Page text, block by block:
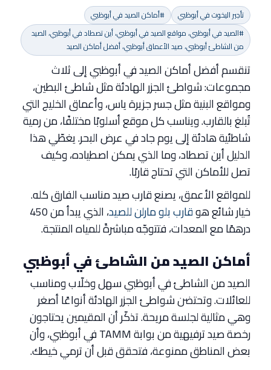
تأجير اليخوت في أبوظبي
#أماكن الصيد في أبوظبي
#الصيد في أبوظبي، مواقع الصيد في أبوظبي، أين تصطاد في أبوظبي، الصيد
من الشاطئ أبوظبي، صيد الأعماق أبوظبي، أفضل أماكن الصيد
تنقسم أفضل أماكن الصيد في أبوظبي إلى ثلاث
مجموعات: شواطئ الجزر الهادئة مثل شاطئ البطين،
ومواقع البنية مثل جسر جزيرة ياس، وأعماق الخليج التي
تُبلغ بالقارب. ويناسب كل موقع أسلوبًا مختلفًا، من رمية
شاطئية هادئة إلى يوم جاد في عرض البحر. يغطّي هذا
الدليل أين تصطاد، وما الذي يمكن اصطياده، وكيف
تصل للأماكن التي تحتاج قاربًا.
للمواقع الأعمق، يصنع قارب صيد مناسب الفارق كله.
خيار شائع هوقارب بلو مارلن للصيد
، الذي يبدأ من 450
درهمًا مع المعدات، فتتوجّه مباشرةً للمياه المنتجة.
أماكن الصيد من الشاطئ في أبوظبي
الصيد من الشاطئ في أبوظبي سهل وخلّاب ومناسب
للعائلات. وتحتضن شواطئ الجزر الهادئة أنواعًا أصغر
وهي مثالية لجلسة مريحة. تذكّر أن المقيمين يحتاجون
رخصة صيد ترفيهية من بوابة TAMM في أبوظبي، وأن
بعض المناطق ممنوعة، فتحقق قبل أن ترمي خيطك.